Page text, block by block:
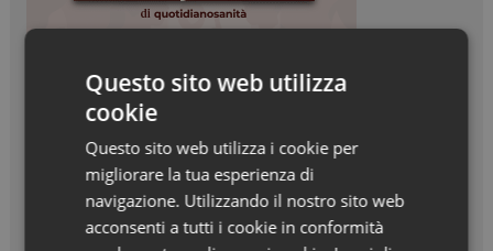
Questo sito web utilizza
cookie
Questo sito web utilizza i cookie per
migliorare la tua esperienza di
navigazione. Utilizzando il nostro sito web
acconsenti a tutti i cookie in conformità